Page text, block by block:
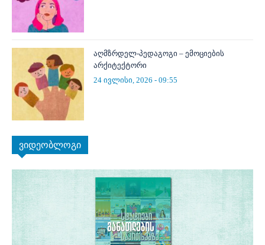
აღმზრდელ-პედაგოგი – ემოციების
არქიტექტორი
24 ივლისი, 2026 - 09:55
ვიდეობლოგი